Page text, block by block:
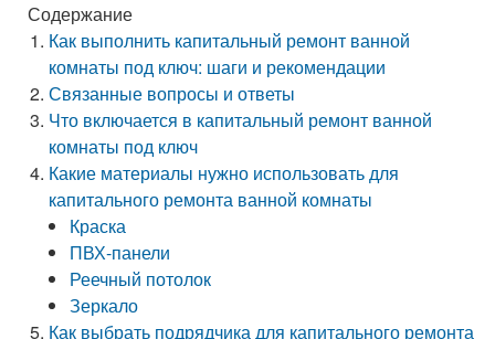
Содержание
Как выполнить капитальный ремонт ванной
комнаты под ключ: шаги и рекомендации
Связанные вопросы и ответы
Что включается в капитальный ремонт ванной
комнаты под ключ
Какие материалы нужно использовать для
капитального ремонта ванной комнаты
Краска
ПВХ-панели
Реечный потолок
Зеркало
Как выбрать подрядчика для капитального ремонта